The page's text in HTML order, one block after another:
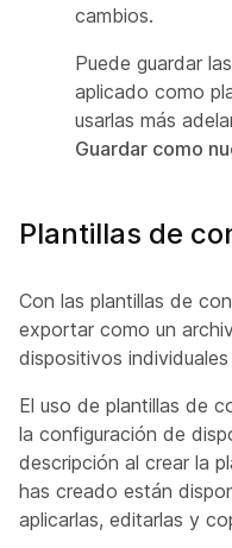
cambios.
Puede guardar
aplicado como
usarlas más
Guardar como
Plantillas de
Con las plantillas de
exportar como un
dispositivos
El uso de plantillas de
la configuración de
descripción al crear la
has creado están
aplicarlas, editarlas y